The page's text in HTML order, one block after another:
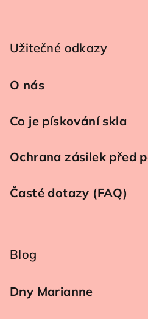
Užitečné odkazy
O nás
Co je pískování skla
Ochrana zásilek před
Časté dotazy (FAQ)
Blog
Dny Marianne